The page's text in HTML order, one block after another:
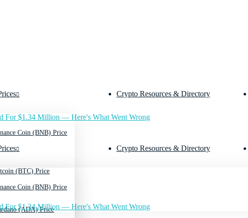
Coin (BNB) Price
(BTC) Price
(ADA) Price
Crypto Resources & Directory
For $1.34 Million — Here's What Went Wrong
Coin (BNB) Price
Crypto Resources & Directory
For $1.34 Million — Here's What Went Wrong